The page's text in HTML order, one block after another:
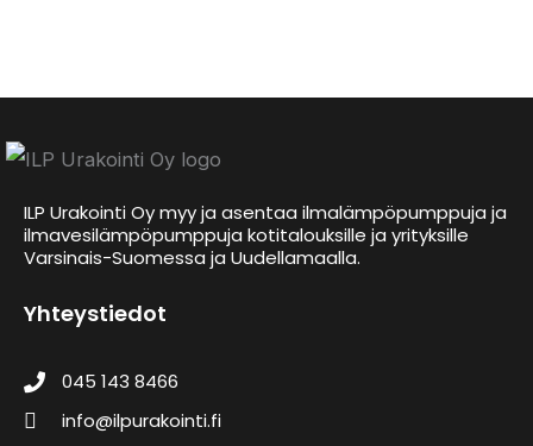
ILP Urakointi Oy myy ja asentaa ilmalämpöpumppuja ja
ilmavesilämpöpumppuja kotitalouksille ja yrityksille
Varsinais-Suomessa ja Uudellamaalla.
Yhteystiedot
045 143 8466
info@ilpurakointi.fi